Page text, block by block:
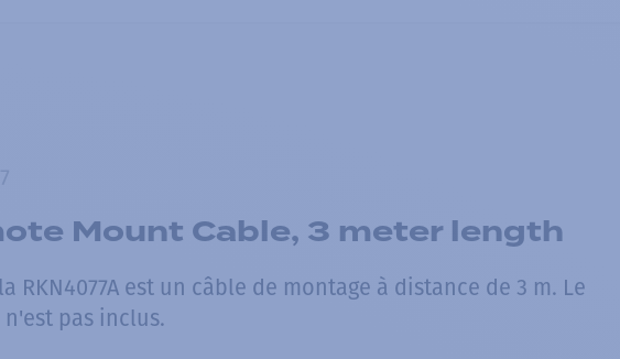
Mount Cable, 3 meter length
RKN4077A est un câble de montage à distance de 3 m. Le
pas inclus.